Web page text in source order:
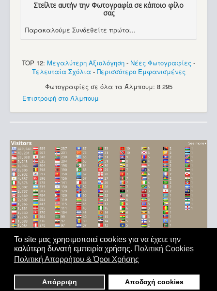
Το site μας χρησιμοποιεί cookies για να έχετε την
καλύτερη δυνατή εμπειρία χρήσης. Πολιτική Cookies
Πολιτική Απορρήτου & Όροι Χρήσης
Απόρριψη Αποδοχή cookies
Στείλτε αυτήν την Φωτογραφία σε κάποιο φίλο
σας
Παρακαλούμε Συνδεθείτε πρώτα...
TOP 12: Μεγαλύτερη Αξιολόγηση - Νέες Φωτογραφίες -
Τελευταία Σχόλια - Περισσότερο Εμφανισμένες
Φωτογραφίες σε όλα τα Άλμπουμ: 8 295
Επιστροφή στο Άλμπουμ
Αρχική|'Οροι Χρήσης|Επικοινωνία
παντός δικαιώματος